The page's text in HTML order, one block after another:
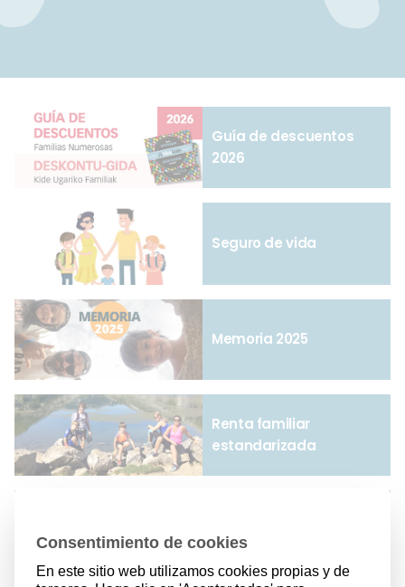
Guía de descuentos
2026
Seguro de vida
Memoria 2025
Renta familiar
estandarizada